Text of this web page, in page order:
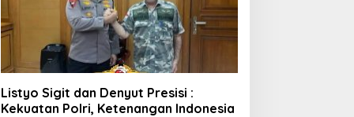
Listyo Sigit dan Denyut Presisi :
Kekuatan Polri, Ketenangan Indonesia